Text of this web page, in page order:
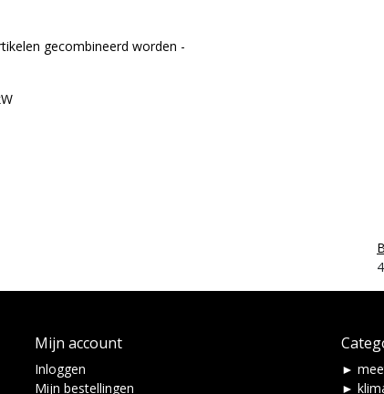
gecombineerd worden -
Mijn account
Inloggen
Mijn bestellingen
►
►